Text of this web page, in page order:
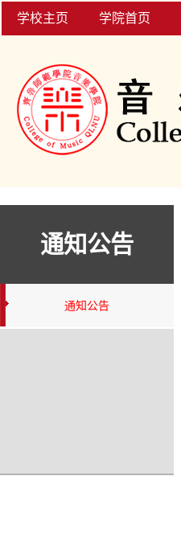
学校主页 学院首页
通知公告
通知公告